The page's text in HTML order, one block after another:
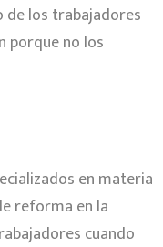
de los trabajadores
porque no los
en materia
reforma en la
cuando